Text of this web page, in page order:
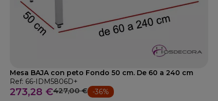
Mesa BAJA con peto Fondo 50 cm. De 60 a 240 cm
Ref: 66-IDM5806D+
273,28 €427,00 € -36%